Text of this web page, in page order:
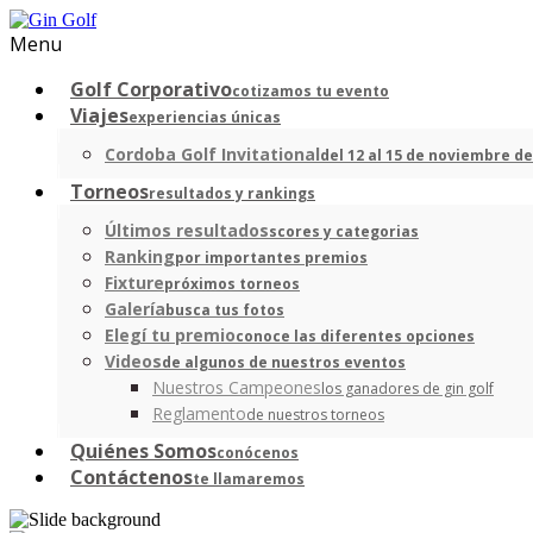
Menu
Golf Corporativocotizamos tu evento
Viajesexperiencias únicas
Cordoba Golf Invitationaldel 12 al 15 de noviembre
Torneosresultados y rankings
Últimos resultadosscores y categorias
Rankingpor importantes premios
Fixturepróximos torneos
Galeríabusca tus fotos
Elegí tu premioconoce las diferentes opciones
Videosde algunos de nuestros eventos
Nuestros Campeoneslos ganadores de gin golf
Reglamentode nuestros torneos
Quiénes Somosconócenos
Contáctenoste llamaremos